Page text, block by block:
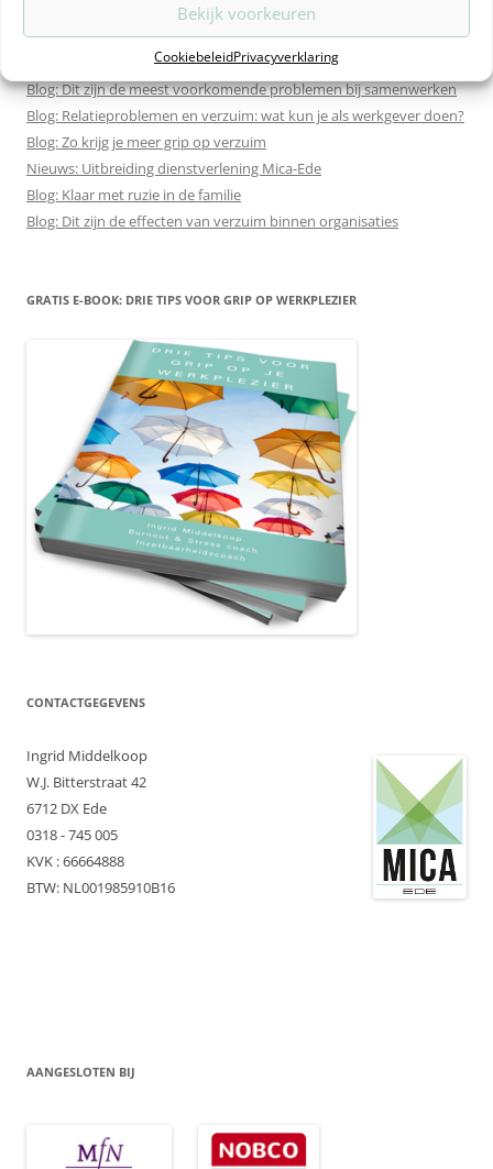
Bekijk voorkeuren
CookiebeleidPrivacyverklaring
Blog: Teamcoaching en De Vissenkom
Blog: Ja zeggen en dan toch nee doen.
Blog: Dit zijn de meest voorkomende problemen bij samenwerken
Blog: Relatieproblemen en verzuim: wat kun je als werkgever doen?
Blog: Zo krijg je meer grip op verzuim
Nieuws: Uitbreiding dienstverlening Mica-Ede
Blog: Klaar met ruzie in de familie
Blog: Dit zijn de effecten van verzuim binnen organisaties
GRATIS E-BOOK: DRIE TIPS VOOR GRIP OP WERKPLEZIER
CONTACTGEGEVENS
Ingrid Middelkoop
W.J. Bitterstraat 42
6712 DX Ede
0318 - 745 005
KVK : 66664888
BTW: NL001985910B16
AANGESLOTEN BIJ